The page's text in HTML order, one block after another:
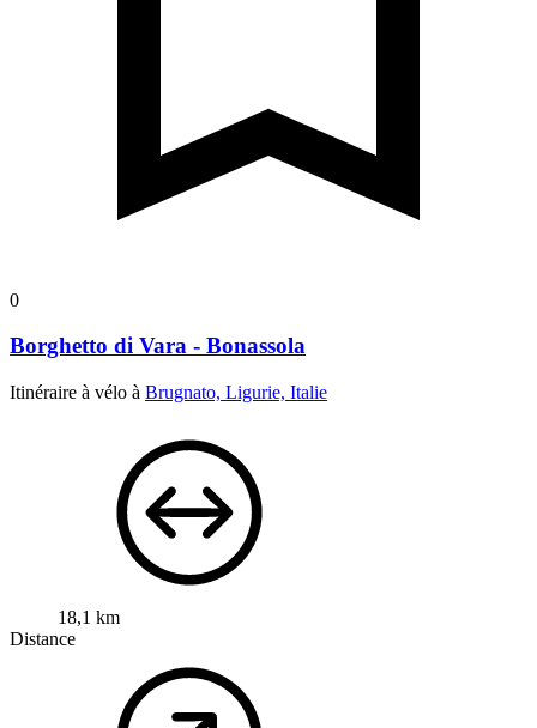
0
Borghetto di Vara - Bonassola
Itinéraire à vélo à Brugnato, Ligurie, Italie
18,1 km
Distance